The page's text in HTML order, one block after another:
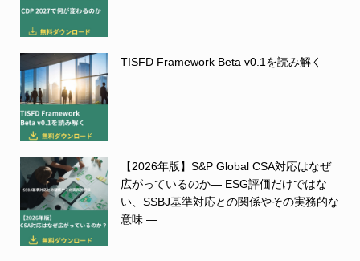
TISFD Framework Beta v0.1を読み解く
【2026年版】S&P Global CSA対応はなぜ
広がっているのか― ESG評価だけではな
い、SSBJ基準対応との関係やその実務的な
意味 ―